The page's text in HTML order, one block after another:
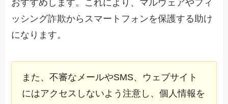
おすすめします。これにより、マルウェアやフィ
ッシング詐欺からスマートフォンを保護する助け
になります。
また、不審なメールやSMS、ウェブサイト
にはアクセスしないよう注意し、個人情報を